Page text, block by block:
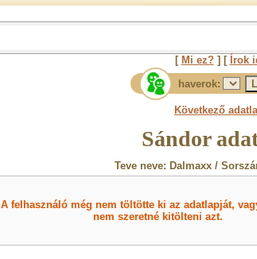
[ Mi ez?] [ Írok
haverok:
Következő
Sándor
Teve neve: Dalmaxx /
A felhasználó még nem töltötte ki az adatlapját,
nem szeretné kitölteni azt.